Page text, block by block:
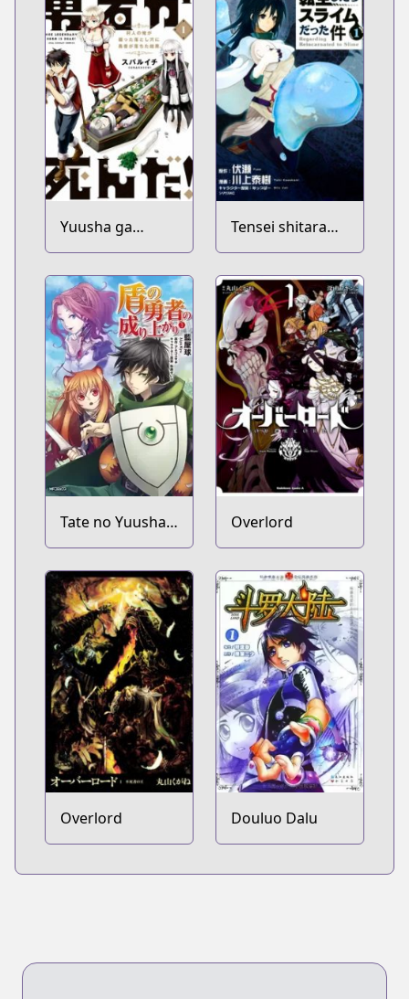
Yuusha ga
Shinda!:
Murabito no Ore
ga Hotta
Otoshiana ni
Yuusha ga
Ochita Kekka.
Tensei shitara
Slime Datta Ken
Tate no Yuusha
no Nariagari
Overlord
Overlord Douluo Dalu